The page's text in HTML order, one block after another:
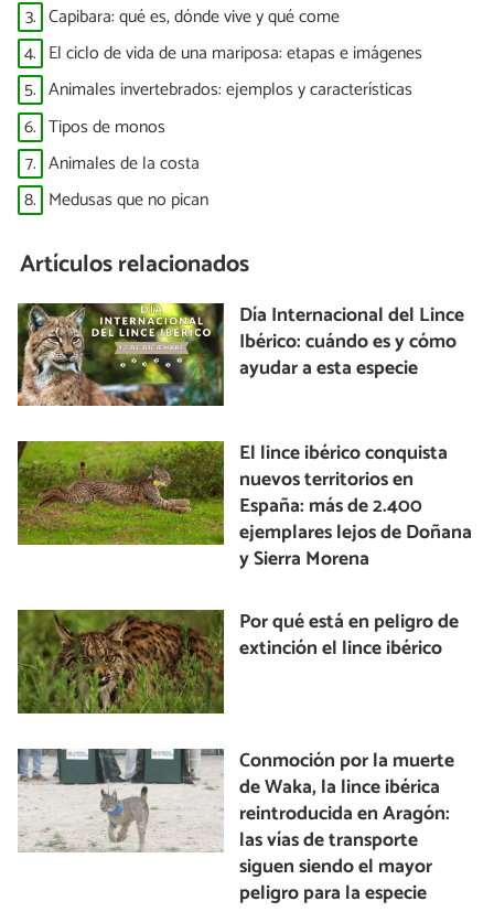
3. Capibara: qué es, dónde vive y qué come
4. El ciclo de vida de una mariposa: etapas e imágenes
5. Animales invertebrados: ejemplos y características
6. Tipos de monos
7. Animales de la costa
8. Medusas que no pican
Artículos relacionados
Día Internacional del Lince
Ibérico: cuándo es y cómo
ayudar a esta especie
El lince ibérico conquista
nuevos territorios en
España: más de 2.400
ejemplares lejos de Doñana
y Sierra Morena
Por qué está en peligro de
extinción el lince ibérico
Conmoción por la muerte
de Waka, la lince ibérica
reintroducida en Aragón:
las vías de transporte
siguen siendo el mayor
peligro para la especie